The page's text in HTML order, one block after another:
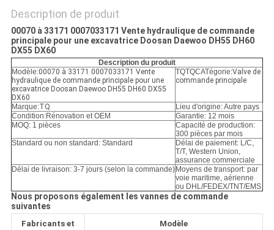
POLITIQUE
DE
CONFIDENTIALITÉ
Description de produit
00070 à 33171 0007033171 Vente hydraulique de commande
principale pour une excavatrice Doosan Daewoo DH55 DH60
DX55 DX60
Description du produit
Modèle:00070 à 33171 0007033171 Vente
hydraulique de commande principale pour une
excavatrice Doosan Daewoo DH55 DH60 DX55
DX60
TQTQCATégorie:Valve de
commande principale
Marque:TQ
Lieu d'origine: Autre pays
Condition:Rénovation et OEM
Garantie: 12 mois
MOQ: 1 pièces
Capacité de production:
300 pièces par mois
Standard ou non standard: Standard
Délai de paiement: L/C,
T/T, Western Union,
assurance commerciale
Délai de livraison: 3-7 jours (selon la commande) Moyens de transport: par
voie maritime, aérienne
ou DHL/FEDEX/TNT/EMS
Nous proposons également les vannes de commande
suivantes
Fabricants et
Modèle